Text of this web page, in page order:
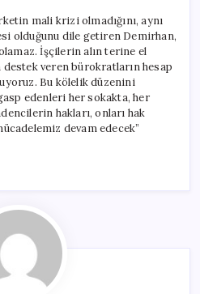
mali krizi olmadığını, aynı
olduğunu dile getiren Demirhan,
İşçilerin alın terine el
veren bürokratların hesap
Bu kölelik düzenini
edenleri her sokakta, her
hakları, onları hak
devam edecek”